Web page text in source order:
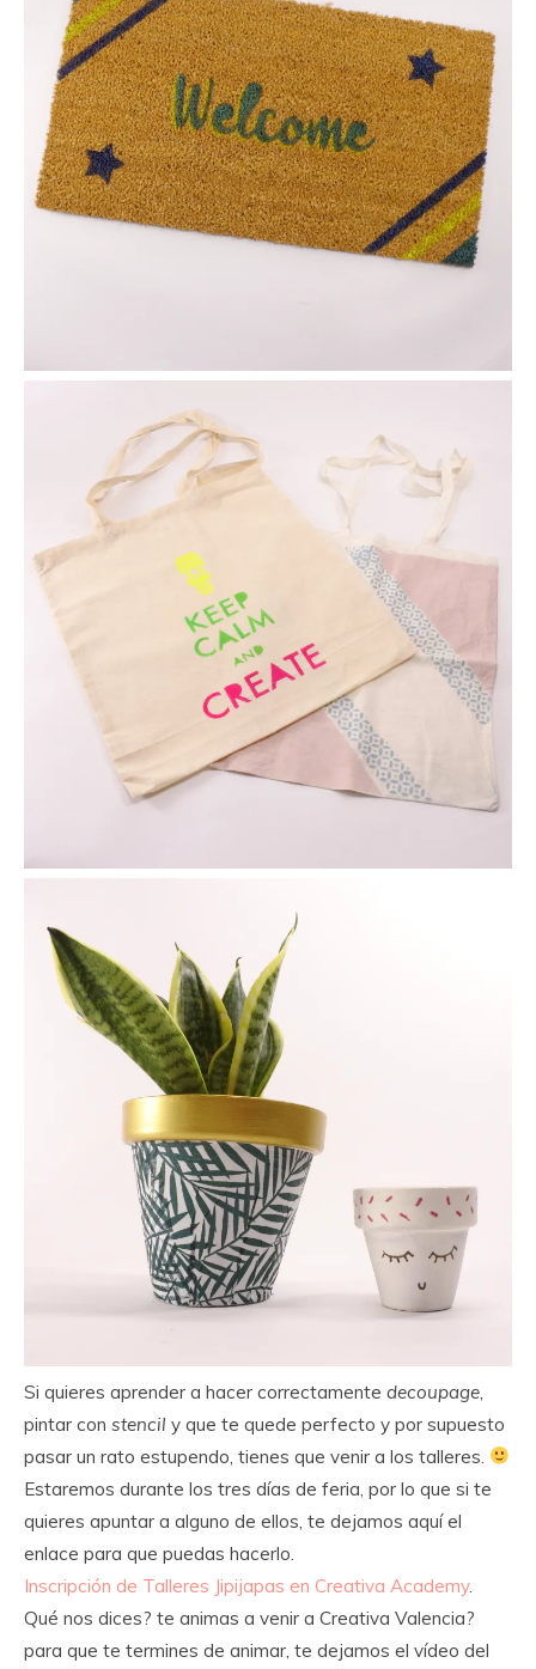
Si quieres aprender a hacer correctamente decoupage
pintar con stencil y que te quede perfecto y por supuesto
pasar un rato estupendo, tienes que venir a los talleres.
Estaremos durante los tres días de feria, por lo que si te
quieres apuntar a alguno de ellos, te dejamos aquí el
enlace para que puedas hacerlo.
Inscripción de Talleres Jipijapas en Creativa Academy.
Qué nos dices? te animas a venir a Creativa Valencia?
para que te termines de animar, te dejamos el vídeo del